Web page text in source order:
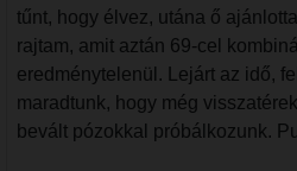
tűnt, hogy élvez, utána ő
rajtam, amit aztán 69-cel
eredménytelenül. Lejárt az idő,
maradtunk, hogy még
bevált pózokkal próbálkozunk.